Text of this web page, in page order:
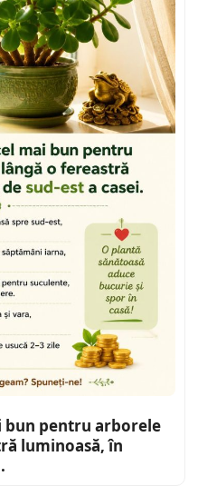
bun pentru arborele
luminoasă, în